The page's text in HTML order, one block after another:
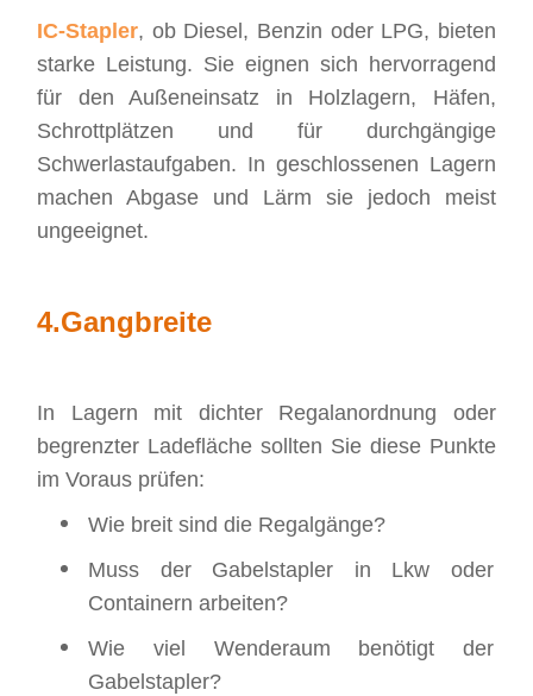
IC-Stapler, ob Diesel, Benzin oder LPG, bieten
starke Leistung. Sie eignen sich hervorragend
für den Außeneinsatz in Holzlagern, Häfen,
Schrottplätzen und für durchgängige
Schwerlastaufgaben. In geschlossenen Lagern
machen Abgase und Lärm sie jedoch meist
ungeeignet.
4.Gangbreite
In Lagern mit dichter Regalanordnung oder
begrenzter Ladefläche sollten Sie diese Punkte
im Voraus prüfen:
Wie breit sind die Regalgänge?
Muss der Gabelstapler in Lkw oder
Containern arbeiten?
Wie viel Wenderaum benötigt der
Gabelstapler?